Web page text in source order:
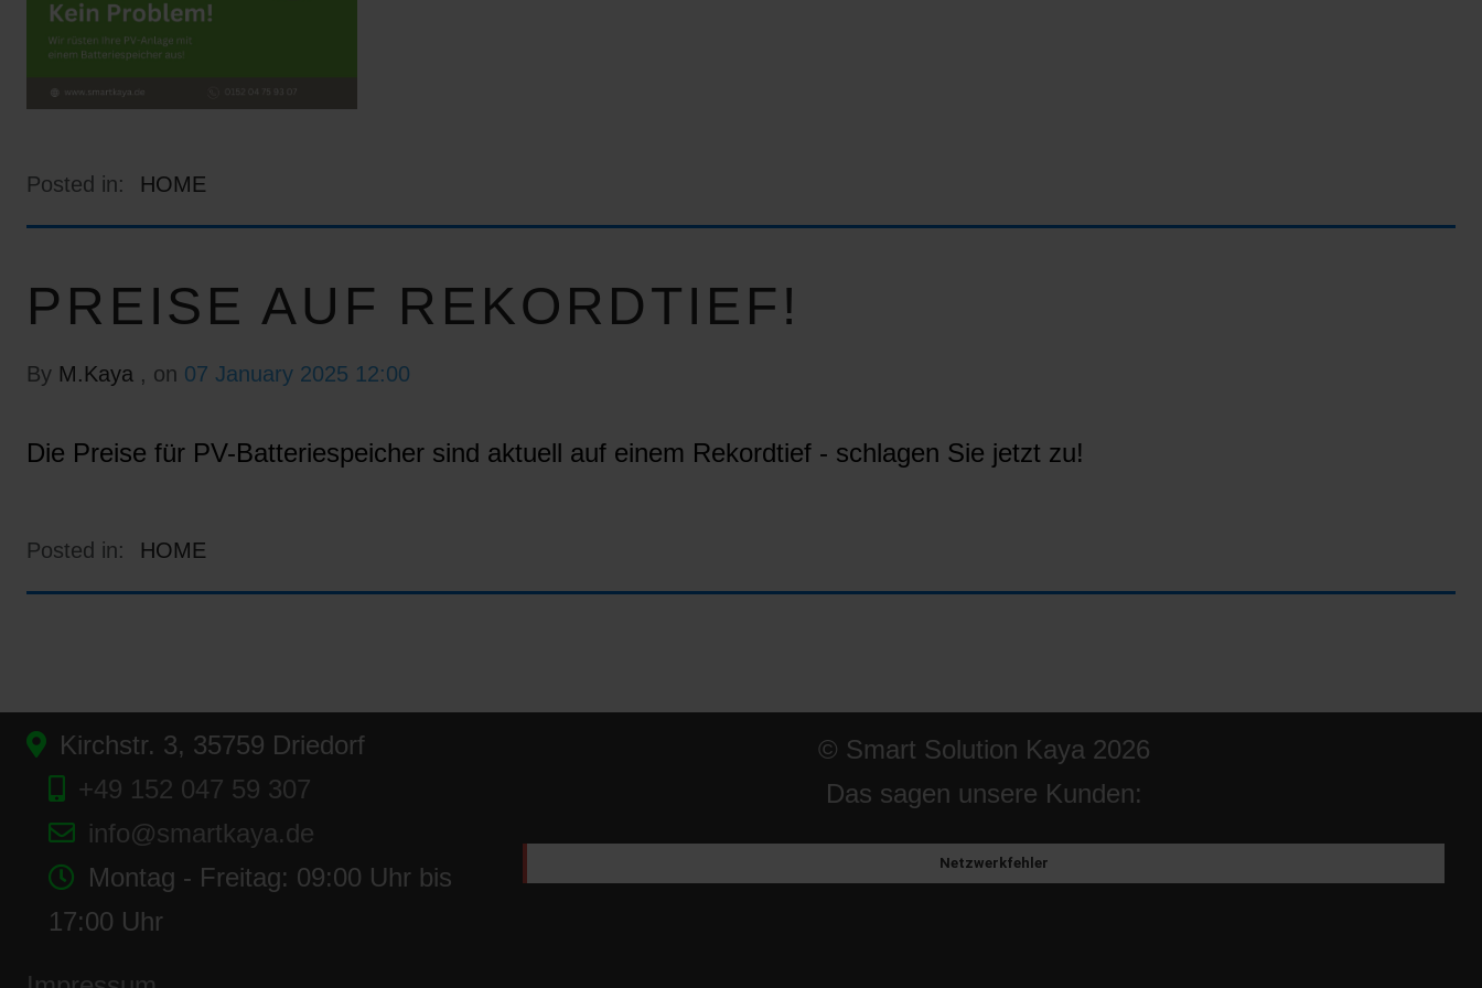
Posted in: HOME
PREISE AUF REKORDTIEF!
By M.Kaya , on 07 January 2025 12:00
Die Preise für PV-Batteriespeicher sind aktuell auf einem Rekordtief - schlagen Sie jetzt zu!
Posted in: HOME
Kirchstr. 3, 35759 Driedorf
+49 152 047 59 307
info@smartkaya.de
Montag - Freitag: 09:00 Uhr bis
17:00 Uhr
© Smart Solution Kaya 2026
Das sagen unsere Kunden:
Netzwerkfehler